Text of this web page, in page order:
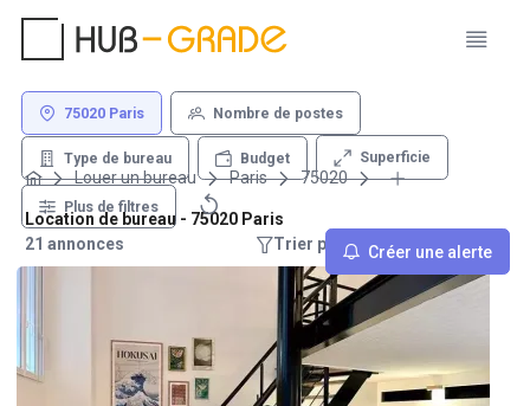
75020 Paris Nombre de postes
Type de bureau Budget Superficie
Plus de filtres
Créer une alerte
Louer un bureau Paris 75020
Location de bureau - 75020 Paris
21 annonces
Trier par : Recommandations